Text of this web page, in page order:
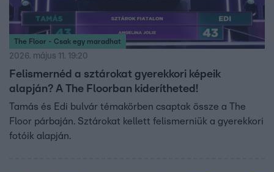
The Floor - Csak egy maradhat
2026. május 11. 19:20
Felismernéd a sztárokat gyerekkori képeik
alapján? A The Floorban kiderítheted!
Tamás és Edi bulvár témakörben csaptak össze a The
Floor párbaján. Sztárokat kellett felismerniük a gyerekkori
fotóik alapján.